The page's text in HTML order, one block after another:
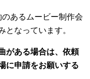
あるムービー制作会
となっています。
がある場合は、依頼
に申請をお願いする